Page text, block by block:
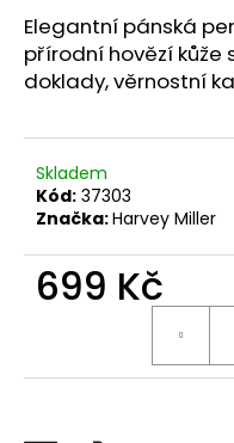
Elegantní pánská
přírodní hovězí
doklady, věrnostní
Skladem
Kód: 37303
Značka:Harvey Miller
699 Kč
j
e
m